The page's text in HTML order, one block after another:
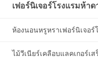
เฟอร์นิเจอร์โรงแรมห้าด
ห้องนอนหรูหราเฟอร์นิเจอ
ไม้วีเนียร์เคลือบแลคเกอร์เ